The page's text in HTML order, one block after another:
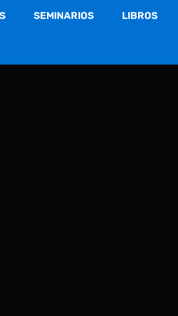
SEMINARIOS LIBROS